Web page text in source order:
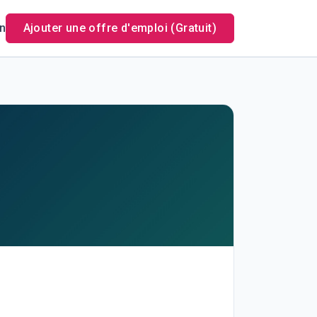
Ajouter une offre d'emploi (Gratuit)